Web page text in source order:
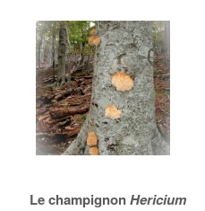
Le champignonHericium